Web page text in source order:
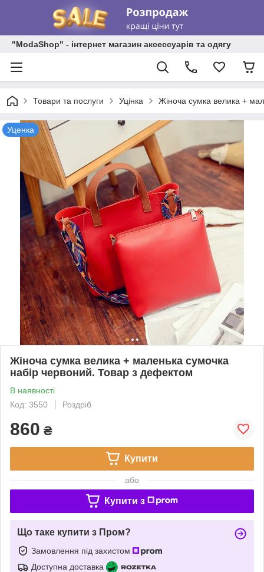
"ModaShop" - інтернет магазин аксессуарів та одягу
Товари та послуги Уцінка Жіноча сумка велика +
Уценка
Жіноча сумка велика + маленька сумочка
набір червоний. Товар з дефектом
В наявності
Код: 3550
Роздріб
860 ₴
Купити
або
Купити з
Що таке купити з Пром?
Замовлення під захистом
Доступна доставка